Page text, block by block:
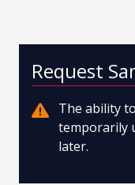
Request
The ability
temporarily
later.